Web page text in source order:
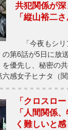
共犯関係が深
「縦山裕二
「今夜もシリ
の第6話が5日に
優先し、秘密の
六感女子ヒナタ（
「クロスロ
「人間関係
く難しいと